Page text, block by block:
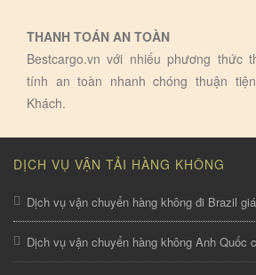
THANH TOÁN AN TOÀN
Bestcargo.vn với nhiếu phương thức
tính an toàn nhanh chóng thuận
Khách.
DỊCH VỤ VẬN TẢI HÀNG KHÔNG
Dịch vụ vận chuyển hàng không đi Brazil
Dịch vụ vận chuyển hàng không Anh Quốc